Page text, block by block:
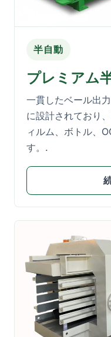
半自動
プレミアム
一貫したベール出
に設計されており
ィルム、ボトル、
す。.